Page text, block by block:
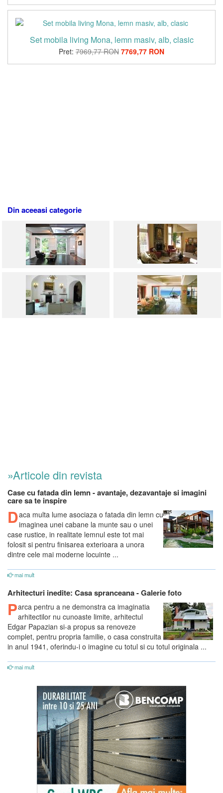
Set mobila living Mona, lemn masiv, alb, clasic
Pret: 7969,77 RON 7769,77 RON
Din aceeasi categorie
»Articole din revista
Case cu fatada din lemn - avantaje, dezavantaje si imagini
care sa te inspire
Daca multa lume asociaza o fatada din lemn cu
imaginea unei cabane la munte sau o unei
case rustice, in realitate lemnul este tot mai
folosit si pentru finisarea exterioara a unora
dintre cele mai moderne locuinte ...
mai mult
Arhitecturi inedite: Casa spranceana - Galerie foto
Parca pentru a ne demonstra ca imaginatia
arhitectilor nu cunoaste limite, arhitectul
Edgar Papazian si-a propus sa renoveze
complet, pentru propria familie, o casa construita
in anul 1941, oferindu-i o imagine cu totul si cu totul originala ...
mai mult